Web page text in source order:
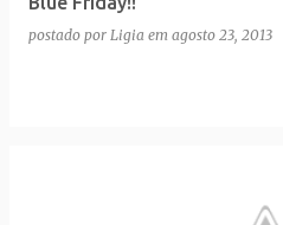
postado por Ligia em agosto 23, 2013